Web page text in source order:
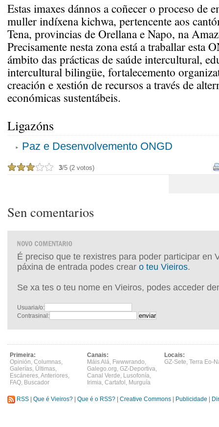
Estas imaxes dánnos a coñecer o proceso de
muller indíxena kichwa, pertencente aos
Tena, provincias de Orellana e Napo, na
Precisamente nesta zona está a traballar esta
ámbito das prácticas de saúde intercultural,
intercultural bilingüe, fortalecemento
creación e xestión de recursos a través de
económicas sustentábeis.
Ligazóns
Paz e Desenvolvemento ONGD
3/5 (2 votos)
Sen comentarios
É preciso que te rexistres para poder participar en
páxina de entrada podes crear o teu Vieiros.
Se xa tes o teu nome en Vieiros, podes acceder
Usuaria/o:
Contrasinal:
Primeira:
Opinión, Columnas,
Galerías, Últimas,
Escáneres,Anteriores,
FAQ, Buscador
Canais:
Máis Alá, Fwwwrando,
Galego.org, GZ-Deportiva,
Canal Verde, Lusofonía,
Irimia, Cartafol , Murguía
Locais:
GZ-Sete, Terra Eo-
RSS Que é Vieiros? Que é o RSS? Creative Commons Publicidade